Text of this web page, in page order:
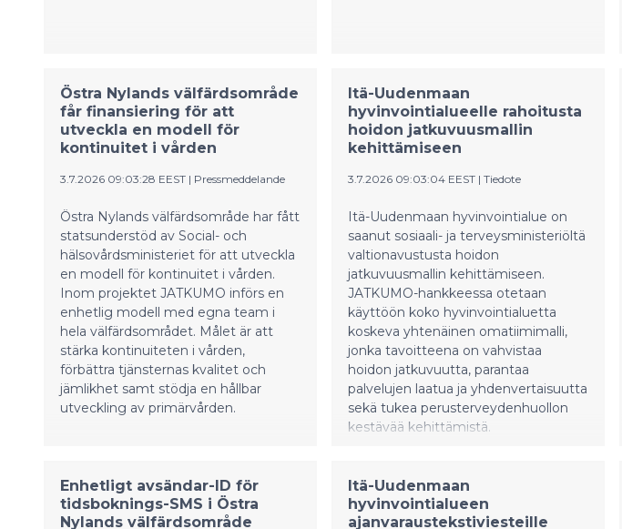
Östra Nylands välfärdsområde
får finansiering för att
utveckla en modell för
kontinuitet i vården
3.7.2026 09:03:28 EEST | Pressmeddelande
Östra Nylands välfärdsområde har fått
statsunderstöd av Social- och
hälsovårdsministeriet för att utveckla
en modell för kontinuitet i vården.
Inom projektet JATKUMO införs en
enhetlig modell med egna team i
hela välfärdsområdet. Målet är att
stärka kontinuiteten i vården,
förbättra tjänsternas kvalitet och
jämlikhet samt stödja en hållbar
utveckling av primärvården.
Itä-Uudenmaan
hyvinvointialueelle rahoitusta
hoidon jatkuvuusmallin
kehittämiseen
3.7.2026 09:03:04 EEST | Tiedote
Itä-Uudenmaan hyvinvointialue on
saanut sosiaali- ja terveysministeriöltä
valtionavustusta hoidon
jatkuvuusmallin kehittämiseen.
JATKUMO-hankkeessa otetaan
käyttöön koko hyvinvointialuetta
koskeva yhtenäinen omatiimimalli,
jonka tavoitteena on vahvistaa
hoidon jatkuvuutta, parantaa
palvelujen laatua ja yhdenvertaisuutta
sekä tukea perusterveydenhuollon
kestävää kehittämistä.
Enhetligt avsändar-ID för
tidsboknings-SMS i Östra
Nylands välfärdsområde
Itä-Uudenmaan
hyvinvointialueen
ajanvaraustekstiviesteille